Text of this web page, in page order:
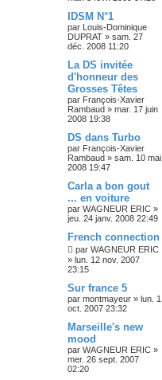
IDSM N°1
par Louis-Dominique
DUPRAT » sam. 27
déc. 2008 11:20
La DS invitée
d'honneur des
Grosses Têtes
par François-Xavier
Rambaud » mar. 17 juin
2008 19:38
DS dans Turbo
par François-Xavier
Rambaud » sam. 10 mai
2008 19:47
Carla a bon gout
... en voiture
par WAGNEUR ERIC »
jeu. 24 janv. 2008 22:49
French connection
par WAGNEUR ERIC
» lun. 12 nov. 2007
23:15
Sur france 5
par montmayeur » lun. 1
oct. 2007 23:32
Marseille's new
mood
par WAGNEUR ERIC »
mer. 26 sept. 2007
02:20